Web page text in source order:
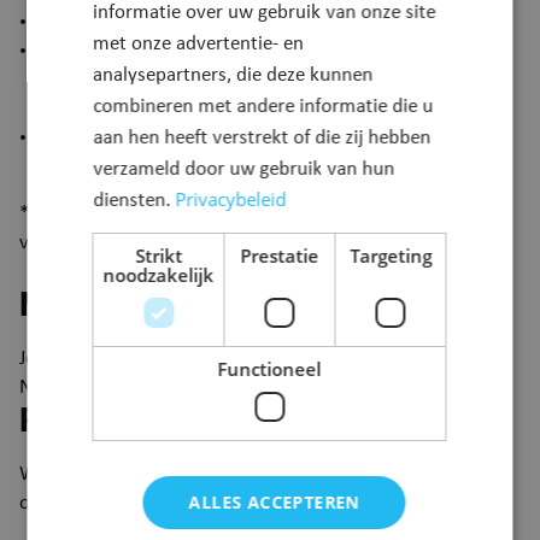
gelegaliseerd zijn voor niet-EU landen
door een beëdigde vertaler* vertaald worden naar het
Nederlands, Frans of Duits . Je kiest de taal van de
Belgische gemeente waar de akte wordt overgeschreven.
een gelegaliseerde handtekening van de buitenlandse
beëdigde vertaler bevatten
*In België kun je de lijst van de beëdigde vertalers
verkrijgen op de griffie van de rechtbank van eerste aanleg.
Meebrengen
Je brengt jouw originele huwelijksakte mee met een
Nederlandse vertaling en indien nodig gelegaliseerd.
Procedure
Woon je in België? Laat je buitenlandse huwelijksakte dan
overschrijven in het register van de burgerlijke stand:
informatie over uw gebruik van onze site
met onze advertentie- en
analysepartners, die deze kunnen
combineren met andere informatie die u
aan hen heeft verstrekt of die zij hebben
verzameld door uw gebruik van hun
diensten. Privacybeleid
Strikt
noodzakelijk
Prestatie Targeting
Functioneel
ALLES ACCEPTEREN